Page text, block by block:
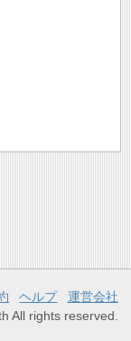
ヘルプ
運営会社
All rights reserved.